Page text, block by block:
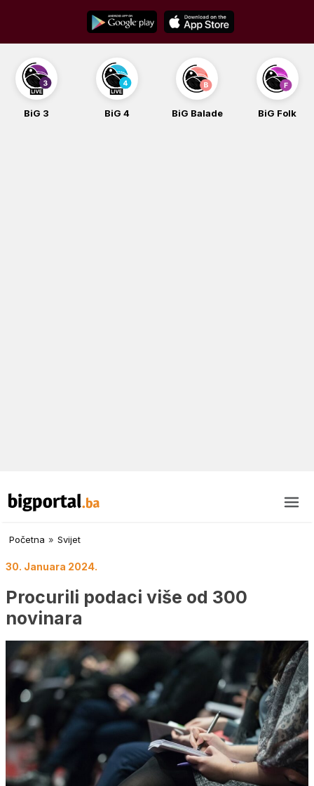
content
BiG 3 BiG 4 BiG Balade BiG Folk
Početna » Svijet
30. Januara 2024.
Procurili podaci više od 300
novinara